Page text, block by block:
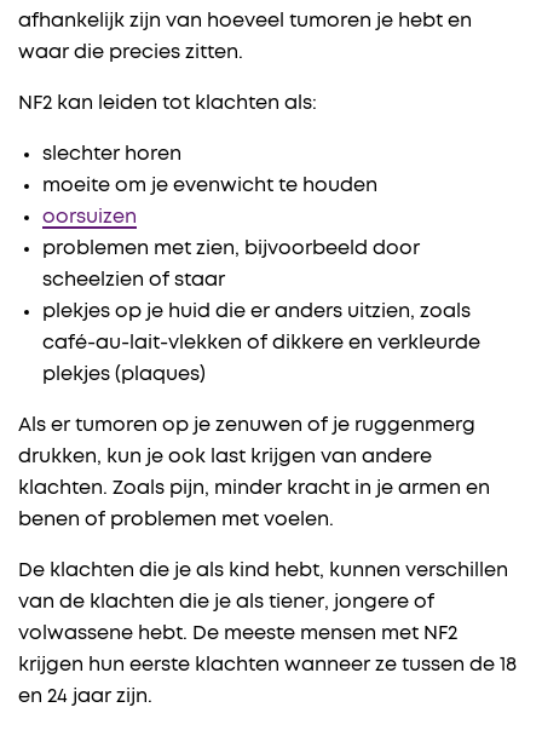
afhankelijk zijn van hoeveel tumoren je hebt en
waar die precies zitten.
NF2 kan leiden tot klachten als:
slechter horen
moeite om je evenwicht te houden
oorsuizen
problemen met zien, bijvoorbeeld door
scheelzien of staar
plekjes op je huid die er anders uitzien, zoals
café-au-lait-vlekken of dikkere en verkleurde
plekjes (plaques)
Als er tumoren op je zenuwen of je ruggenmerg
drukken, kun je ook last krijgen van andere
klachten. Zoals pijn, minder kracht in je armen en
benen of problemen met voelen.
De klachten die je als kind hebt, kunnen verschillen
van de klachten die je als tiener, jongere of
volwassene hebt. De meeste mensen met NF2
krijgen hun eerste klachten wanneer ze tussen de 18
en 24 jaar zijn.